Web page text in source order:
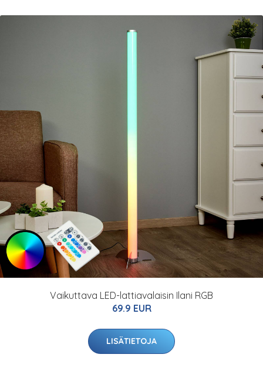
Vaikuttava LED-lattiavalaisin Ilani RGB
69.9 EUR
LISÄTIETOJA